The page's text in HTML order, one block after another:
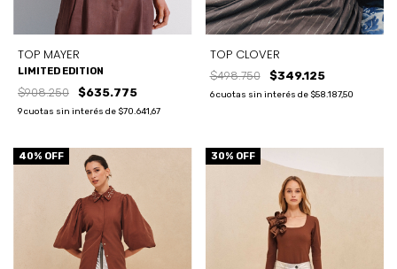
TOP MAYER
LIMITED EDITION
$908.250 $635.775
9cuotas sin interés de $70.641,67
TOP CLOVER
$498.750 $349.125
6 cuotas sin interés de $58.187,50
40% OFF 30% OFF